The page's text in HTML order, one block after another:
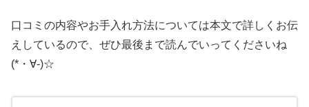
口コミの内容やお手入れ方法については本文で詳しくお伝
えしているので、ぜひ最後まで読んでいってくださいね
(*・∀-)☆